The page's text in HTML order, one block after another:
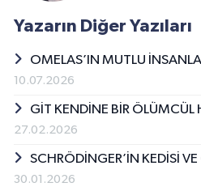
Yazarın Diğer Yazıları
OMELAS’IN MUTLU
10.07.2026
GİT KENDİNE BİR ÖLÜMCÜL
27.02.2026
SCHRÖDİNGER’İN KEDİSİ
30.01.2026